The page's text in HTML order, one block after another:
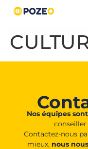
Nos équipes
Contactez-nous
mieux, nous